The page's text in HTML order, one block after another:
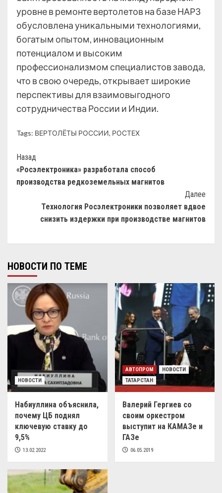
уровне в ремонте вертолетов на базе НАРЗ
обусловлена уникальными технологиями,
богатым опытом, инновационным
потенциалом и высоким
профессионализмом специалистов завода,
что в свою очередь, открывает широкие
перспективы для взаимовыгодного
сотрудничества России и Индии.
Tags: ВЕРТОЛЁТЫ РОССИИ, РОСТЕХ
Назад
«Росэлектроника» разработала способ
производства редкоземельных магнитов
Далее
Технология Росэлектроники позволяет вдвое
снизить издержки при производстве магнитов
НОВОСТИ ПО ТЕМЕ
НОВОСТИ
Набиуллина объяснила,
почему ЦБ поднял
ключевую ставку до
9,5%
13.02.2022
АВТОПРОМ
НОВОСТИ
ТАТАРСТАН
Валерий Гергиев со
своим оркестром
выступит на КАМАЗе и
ГАЗе
06.05.2019